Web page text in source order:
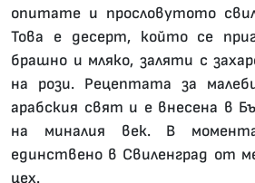
опитате и прословутото
Това е десерт, който се
брашно и мляко, заляти с
на рози. Рецептата за
арабския свят и е внесена в
на миналия век. В
единствено в Свиленград от
цех.